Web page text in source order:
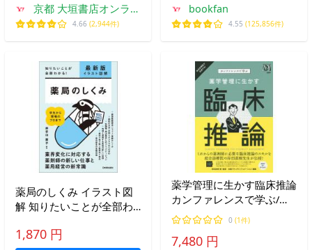
京都 大垣書店オンライ
ン
4.66 (2,944件)
bookfan
4.55 (125,856件)
薬局のしくみ イラスト図
解 知りたいことが全部わ
1,870 円
薬学管理に生かす臨床推論
カンファレンスで学ぶ/岸
田直樹/・監修日経ドラッ
グインフォメーション
0 (1件)
7,480 円